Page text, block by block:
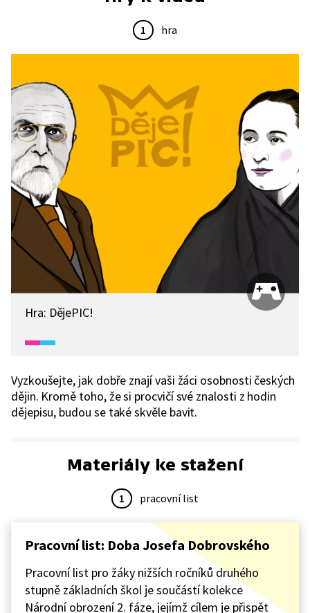
1 hra
Hra: DějePIC!
Vyzkoušejte, jak dobře znají vaši žáci osobnosti českých
dějin. Kromě toho, že si procvičí své znalosti z hodin
dějepisu, budou se také skvěle bavit.
Materiály ke stažení
1 pracovní list
Pracovní list: Doba Josefa Dobrovského
Pracovní list pro žáky nižších ročníků druhého
stupně základních škol je součástí kolekce
Národní obrození 2. fáze, jejímž cílem je přispět